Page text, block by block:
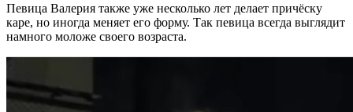
Певица Валерия также уже несколько лет делает причёску
каре, но иногда меняет его форму. Так певица всегда выглядит
намного моложе своего возраста.